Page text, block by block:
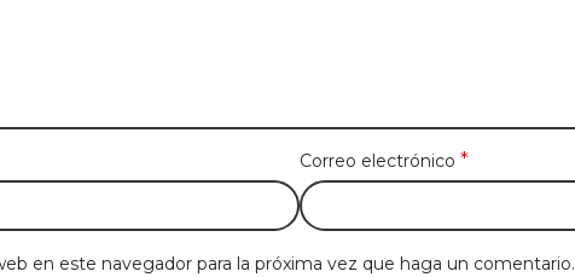
Correo electrónico *
en este navegador para la próxima vez que haga un comentario.